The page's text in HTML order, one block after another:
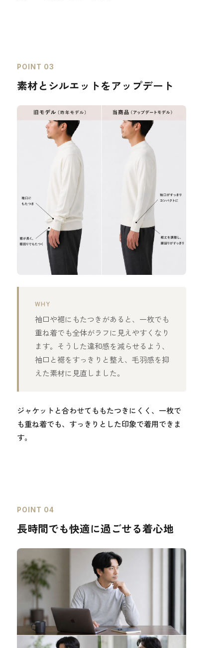
POINT 03
素材とシルエットをアップデート
WHY
袖口や裾にもたつきがあると、一枚でも
重ね着でも全体がラフに見えやすくなり
ます。そうした違和感を減らせるよう、
袖口と裾をすっきりと整え、毛羽感を抑
えた素材に見直しました。
ジャケットと合わせてももたつきにくく、一枚で
も重ね着でも、すっきりとした印象で着用できま
す。
POINT 04
長時間でも快適に過ごせる着心地